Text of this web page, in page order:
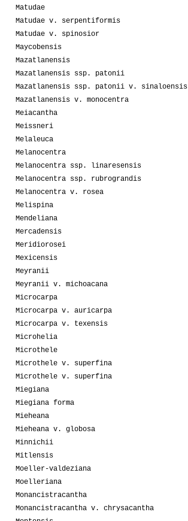
Matudae
Matudae v. serpentiformis
Matudae v. spinosior
Maycobensis
Mazatlanensis
Mazatlanensis ssp. patonii
Mazatlanensis ssp. patonii v. sinaloensis
Mazatlanensis v. monocentra
Meiacantha
Meissneri
Melaleuca
Melanocentra
Melanocentra ssp. linaresensis
Melanocentra ssp. rubrograndis
Melanocentra v. rosea
Melispina
Mendeliana
Mercadensis
Meridiorosei
Mexicensis
Meyranii
Meyranii v. michoacana
Microcarpa
Microcarpa v. auricarpa
Microcarpa v. texensis
Microhelia
Microthele
Microthele v. superfina
Microthele v. superfina
Miegiana
Miegiana forma
Mieheana
Mieheana v. globosa
Minnichii
Mitlensis
Moeller-valdeziana
Moelleriana
Monancistracantha
Monancistracantha v. chrysacantha